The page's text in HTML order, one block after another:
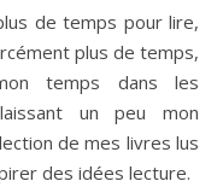
de temps pour lire,
plus de temps,
temps dans les
un peu mon
de mes livres lus
des idées lecture.